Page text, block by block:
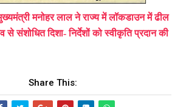
मनोहर लाल ने राज्य में लॉकडाउन में ढील
संशोधित दिशा- निर्देशों को स्वीकृति प्रदान की
Share This: